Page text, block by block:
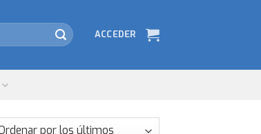
ACCEDER